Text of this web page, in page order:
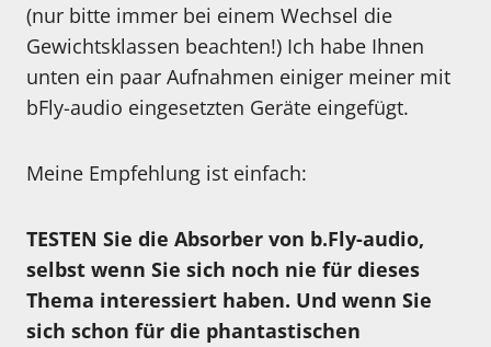
(nur bitte immer bei einem Wechsel die
Gewichtsklassen beachten!) Ich habe Ihnen
unten ein paar Aufnahmen einiger meiner mit
bFly-audio eingesetzten Geräte eingefügt.
Meine Empfehlung ist einfach:
TESTEN Sie die Absorber von b.Fly-audio,
selbst wenn Sie sich noch nie für dieses
Thema interessiert haben. Und wenn Sie
sich schon für die phantastischen